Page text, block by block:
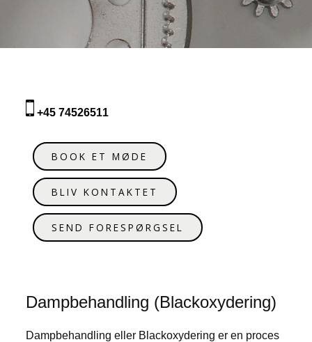
+45 74526511
BOOK ET MØDE
BLIV KONTAKTET
SEND FORESPØRGSEL
Dampbehandling (Blackoxydering)
Dampbehandling eller Blackoxydering er en proces